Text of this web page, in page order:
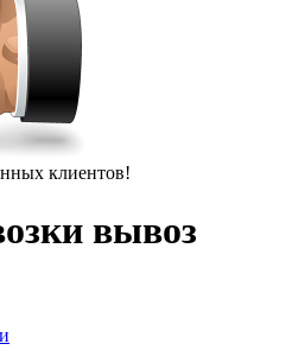
клиентов!
вывоз